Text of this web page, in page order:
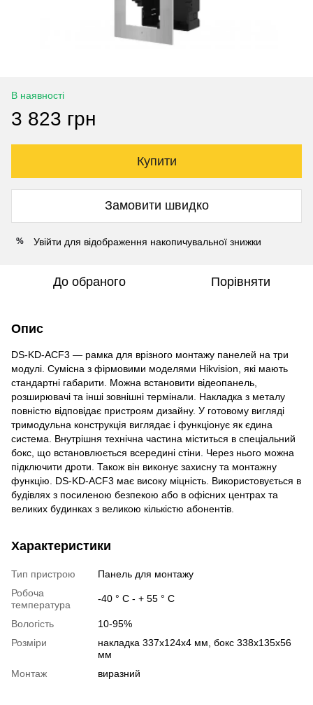
В наявності
3 823 грн
Купити
Замовити швидко
% Увійти для відображення накопичувальної знижки
До обраного Порівняти
Опис
DS-KD-ACF3 — рамка для врізного монтажу панелей на три
модулі. Сумісна з фірмовими моделями Hikvision, які мають
стандартні габарити. Можна встановити відеопанель,
розширювачі та інші зовнішні термінали. Накладка з металу
повністю відповідає пристроям дизайну. У готовому вигляді
тримодульна конструкція виглядає і функціонує як єдина
система. Внутрішня технічна частина міститься в спеціальний
бокс, що встановлюється всередині стіни. Через нього можна
підключити дроти. Також він виконує захисну та монтажну
функцію. DS-KD-ACF3 має високу міцність. Використовується в
будівлях з посиленою безпекою або в офісних центрах та
великих будинках з великою кількістю абонентів.
Характеристики
Тип пристрою
Панель для монтажу
Робоча
температура
-40 ° С - + 55 ° С
Вологість
10-95%
Розміри
накладка 337х124х4 мм, бокс 338х135х56
мм
Монтаж
виразний